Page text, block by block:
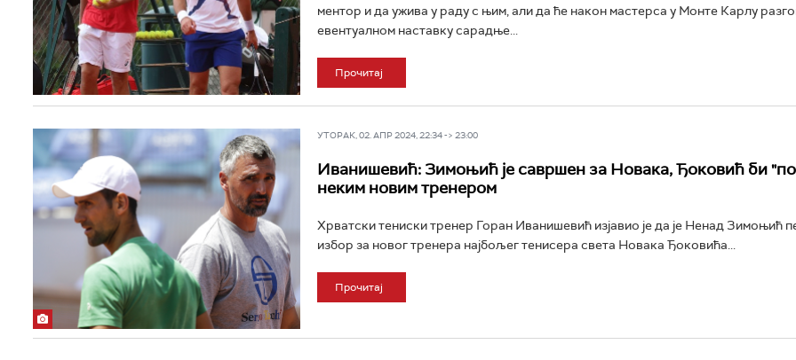
ментор и да ужива у раду с њим, али да ће након мастерса у Монте Карлу
евентуалном наставку сарадње...
Прочитај
УТОРАК, 02. АПР 2024, 22:34 -> 23:00
Иванишевић: Зимоњић је савршен за Новака, Ђоковић би
неким новим тренером
Хрватски тениски тренер Горан Иванишевић изјавио је да је Ненад Зимоњић
избор за новог тренера најбољег тенисера света Новака Ђоковића...
Прочитај